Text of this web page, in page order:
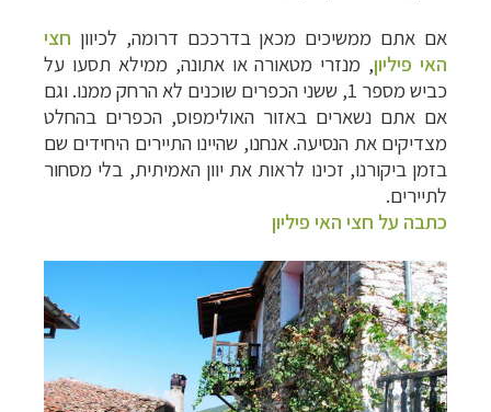
אם אתם ממשיכים מכאן בדרככם דרומה, לכיוון חצי
האי פיליון, מנזרי מטאורה או אתונה, ממילא תסעו על
כביש מספר 1, ששני הכפרים שוכנים לא הרחק ממנו. וגם
אם אתם נשארים באזור האולימפוס, הכפרים בהחלט
מצדיקים את הנסיעה. אנחנו, שהיינו התיירים היחידים שם
בזמן ביקורנו, זכינו לראות את יוון האמיתית, בלי מסחור
לתיירים.
כתבה על חצי האי פיליון